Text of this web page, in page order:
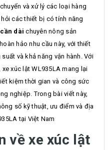
và xử lý các loại hàng
các thiết bị có tính năng
dài chuyên nông sản
hảo nhu cầu này, với thiết
và khả năng vận hành. Với
xúc lật WL935LA mang lại
kiệm thời gian và công sức
nghiệp. Trong bài viết này,
số kỹ thuật, ưu điểm và địa
tại Việt Nam
về xe xúc lật